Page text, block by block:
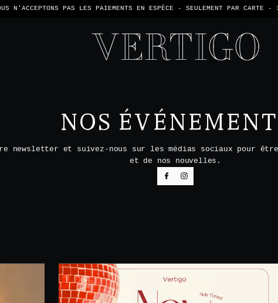
N'ACCEPTONS PAS LES PAIEMENTS EN ESPÈCE - SEULEMENT PAR CARTE -
NOS
newsletter et suivez-nous sur les médias sociaux pour
et de nos nouvelles.